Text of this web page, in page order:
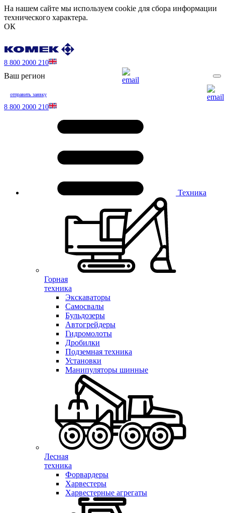
На нашем сайте мы используем cookie для сбора информации
технического характера.
ОК
8 800 2000 210
Ваш регион
отправить заявку
8 800 2000 210
Техника
Горная
техника
Экскаваторы
Самосвалы
Бульдозеры
Автогрейдеры
Гидромолоты
Дробилки
Подземная техника
Установки
Манипуляторы шинные
Лесная
техника
Форвардеры
Харвестеры
Харвестерные агрегаты